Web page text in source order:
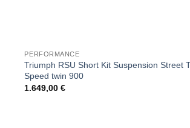
PERFORMANCE
Triumph RSU Short Kit Suspension Street
Speed twin 900
1.649,00€